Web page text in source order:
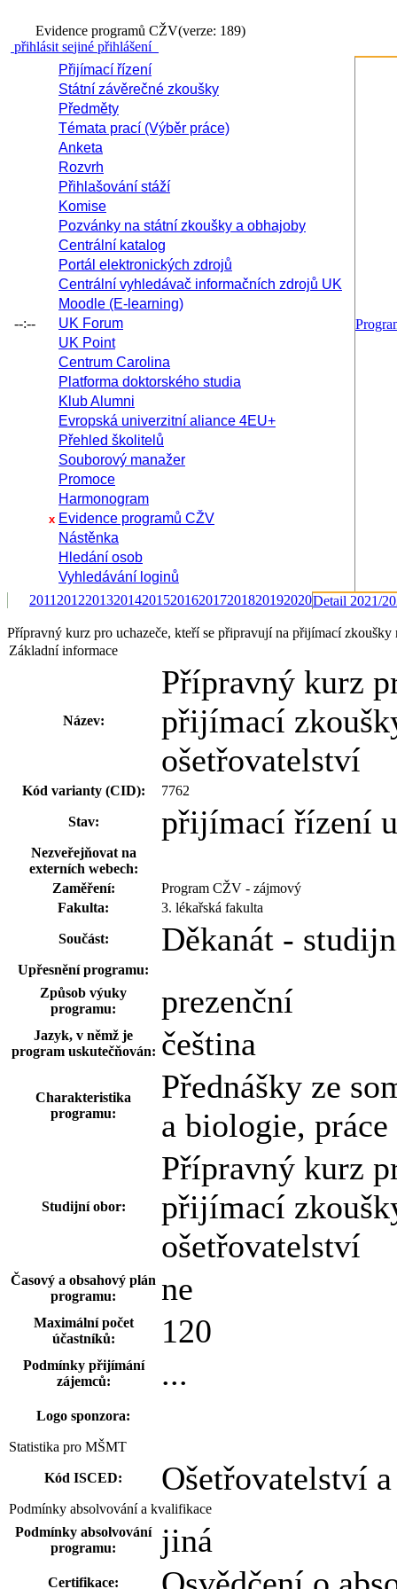
Evidence programů CŽV(verze: 189)
přihlásit sejiné přihlášení
--:--
Přijímací řízení
Státní závěrečné zkoušky
Předměty
Témata prací (Výběr práce)
Anketa
Rozvrh
Přihlašování stáží
Komise
Pozvánky na státní zkoušky a obhajoby
Centrální katalog
Portál elektronických zdrojů
Centrální vyhledávač informačních zdrojů UK
Moodle (E-learning)
UK Forum
UK Point
Centrum Carolina
Platforma doktorského studia
Klub Alumni
Evropská univerzitní aliance 4EU+
Přehled školitelů
Souborový manažer
Promoce
Harmonogram
x Evidence programů CŽV
Nástěnka
Hledání osob
Vyhledávání loginů
2011 201220132014201520162017201820192020Detail 2021/
Přípravný kurz pro uchazeče, kteří se připravují na přijímací
Základní informace
Název:
Přípravný kurz
přijímací
ošetřovatelství
Kód varianty (CID): 7762
Stav: přijímací řízení
Nezveřejňovat na
externích webech:
Zaměření:
Program CŽV - zájmový
Fakulta:
3. lékařská fakulta
Součást: Děkanát -
Upřesnění programu:
Způsob výuky
programu:
prezenční
Jazyk, v němž je
program uskutečňován: čeština
Charakteristika
programu:
Přednášky ze
a biologie,
Studijní obor:
Přípravný kurz
přijímací
ošetřovatelství
Časový a obsahový plán
programu:
ne
Maximální počet
účastníků:
120
Podmínky přijímání
zájemců:
...
Logo sponzora:
Statistika pro MŠMT
Kód ISCED: Ošetřovatelství
Podmínky absolvování a kvalifikace
Podmínky absolvování
programu:
jiná
Certifikace: